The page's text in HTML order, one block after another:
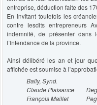
entreprise, déduction faite des
En invitant toutefois les
contre lesdits entrepreneurs
indemnité, de présenter
l’Intendance de la province.
Ainsi délibéré les an et jour
affichée est soumise à
Bally, Synd.
Claude Plaisance
François Maillet